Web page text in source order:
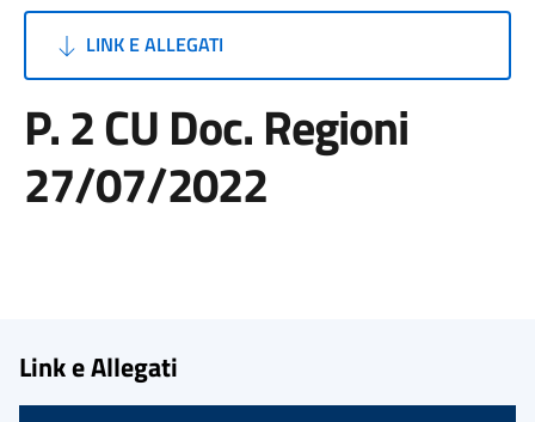
LINK E ALLEGATI
P. 2 CU Doc. Regioni
27/07/2022
Link e Allegati